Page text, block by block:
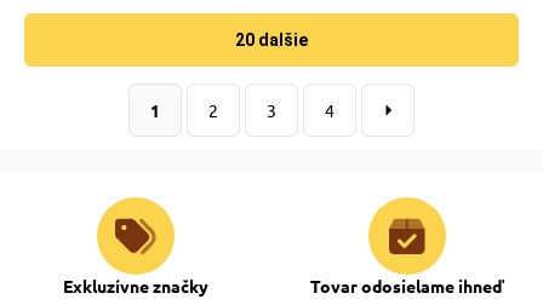
20 dalšie
1 2 3 4
Exkluzívne značky Tovar odosielame ihneď